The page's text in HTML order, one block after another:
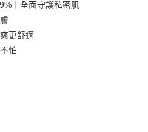
｜全面守護私密肌
更舒適
怕